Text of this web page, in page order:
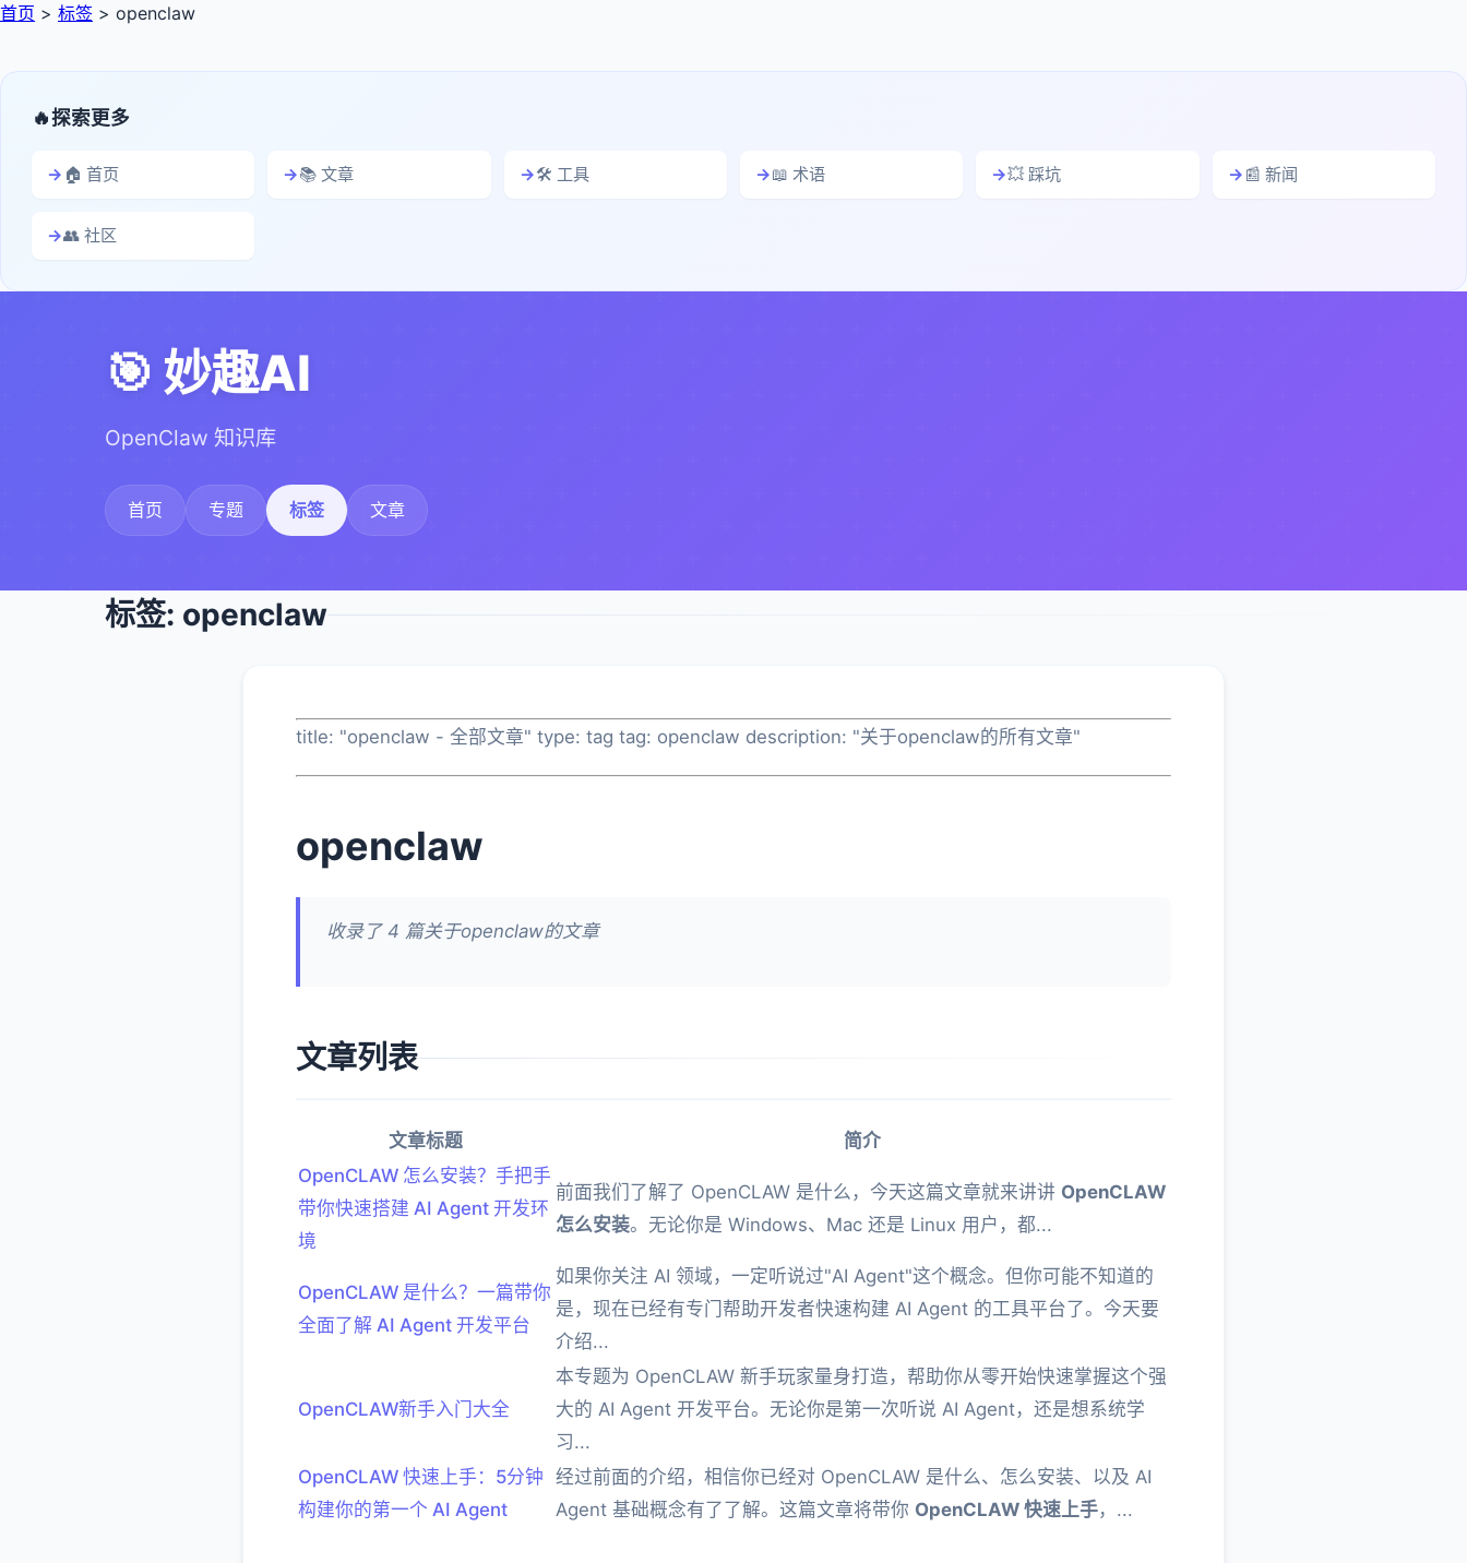
首页 > 标签 > openclaw
探索更多
🏠 首页 📚 文章 🛠️ 工具 📖 术语 💥 踩坑 📰 新闻
👥 社区
🎯 妙趣AI
OpenClaw 知识库
首页 专题 标签 文章
标签: openclaw
title: "openclaw - 全部文章" type: tag tag: openclaw description: "关于openclaw的所有文章"
openclaw
收录了 4 篇关于openclaw的文章
文章列表
文章标题
简介
OpenCLAW 怎么安装？手把手
带你快速搭建 AI Agent 开发环
境
前面我们了解了 OpenCLAW 是什么，今天这篇文章就来讲讲 OpenCLAW
怎么安装。无论你是 Windows、Mac 还是 Linux 用户，都...
OpenCLAW 是什么？一篇带你
全面了解 AI Agent 开发平台
如果你关注 AI 领域，一定听说过"AI Agent"这个概念。但你可能不知道的
是，现在已经有专门帮助开发者快速构建 AI Agent 的工具平台了。今天要
介绍...
OpenCLAW新手入门大全
本专题为 OpenCLAW 新手玩家量身打造，帮助你从零开始快速掌握这个强
大的 AI Agent 开发平台。无论你是第一次听说 AI Agent，还是想系统学
习...
OpenCLAW 快速上手：5分钟
构建你的第一个 AI Agent
经过前面的介绍，相信你已经对 OpenCLAW 是什么、怎么安装、以及 AI
Agent 基础概念有了了解。这篇文章将带你 OpenCLAW 快速上手，...